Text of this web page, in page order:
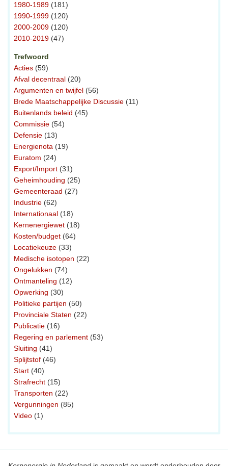
1980-1989 (181)
1990-1999 (120)
2000-2009 (120)
2010-2019 (47)
Trefwoord
Acties (59)
Afval decentraal (20)
Argumenten en twijfel (56)
Brede Maatschappelijke Discussie (11)
Buitenlands beleid (45)
Commissie (54)
Defensie (13)
Energienota (19)
Euratom (24)
Export/Import (31)
Geheimhouding (25)
Gemeenteraad (27)
Industrie (62)
Internationaal (18)
Kernenergiewet (18)
Kosten/budget (64)
Locatiekeuze (33)
Medische isotopen (22)
Ongelukken (74)
Ontmanteling (12)
Opwerking (30)
Politieke partijen (50)
Provinciale Staten (22)
Publicatie (16)
Regering en parlement (53)
Sluiting (41)
Splijtstof (46)
Start (40)
Strafrecht (15)
Transporten (22)
Vergunningen (85)
Video (1)